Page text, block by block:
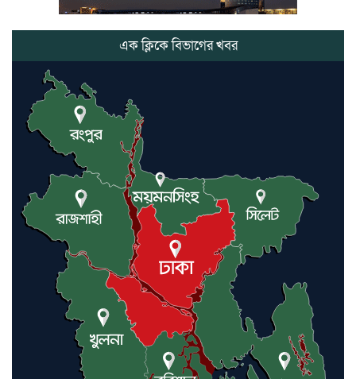
ভোলাগঞ্জ স্থলবন্দরে এলসি আটকে
হয়রানির অভিযোগ, বিএনপির সাবেক
সভাপতির
গলিত মরদেহ উদ্ধার
লন্ডনে আদমপুর ইউনাইটেড কলেজ
বাস্তবায়ন নিয়ে আলোচনা সভা
আন্তর্জাতিক মানবাধিকার সম্মেলনে
বিশেষ সম্মাননা পেলেন ফারুক খাঁন,
শ্রীমঙ্গলে সংবর্ধনা
এক ক্লিকে বিভাগের খবর